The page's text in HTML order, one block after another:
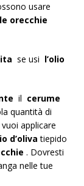
usare
orecchie
se usi l’olio
il cerume
quantità di
applicare
d’oliva tiepido
. Dovresti
nelle tue